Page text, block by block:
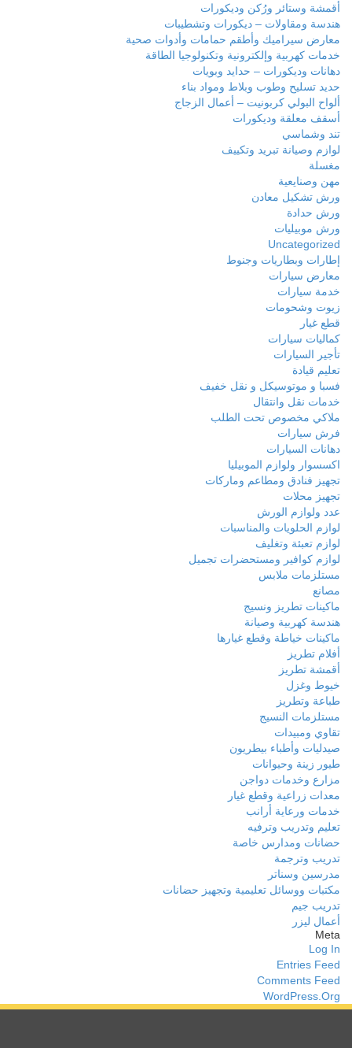
أقمشة وستائر ورُكن وديكورات
هندسة ومقاولات – ديكورات وتشطيبات
معارض سيراميك وأطقم حمامات وأدوات صحية
خدمات كهربية وإلكترونية وتكنولوجيا الطاقة
دهانات وديكورات – حدايد وبويات
حديد تسليح وطوب وبلاط ومواد بناء
ألواح البولي كربونيت – أعمال الزجاج
أسقف معلقة وديكورات
تند وشماسي
لوازم وصيانة تبريد وتكييف
مغسلة
مهن وصنايعية
ورش تشكيل معادن
ورش حدادة
ورش موبيليات
Uncategorized
إطارات وبطاريات وجنوط
معارض سيارات
خدمة سيارات
زيوت وشحومات
قطع غيار
كماليات سيارات
تأجير السيارات
تعليم قيادة
فسبا و موتوسيكل و نقل خفيف
خدمات نقل وانتقال
ملاكي مخصوص تحت الطلب
فرش سيارات
دهانات السيارات
اكسسوار ولوازم الموبيليا
تجهيز فنادق ومطاعم وماركات
تجهيز محلات
عدد ولوازم الورش
لوازم الحلويات والمناسبات
لوازم تعبئة وتغليف
لوازم كوافير ومستحضرات تجميل
مستلزمات ملابس
مصانع
ماكينات تطريز ونسيج
هندسة كهربية وصيانة
ماكينات خياطة وقطع غيارها
أفلام تطريز
أقمشة تطريز
خيوط وغزل
طباعة وتطريز
مستلزمات النسيج
تقاوي ومبيدات
صيدليات وأطباء بيطريون
طيور زينة وحيوانات
مزارع وخدمات دواجن
معدات زراعية وقطع غيار
خدمات ورعاية أرانب
تعليم وتدريب وترفيه
حضانات ومدارس خاصة
تدريب وترجمة
مدرسين وسناتر
مكتبات ووسائل تعليمية وتجهيز حضانات
تدريب جيم
أعمال ليزر
Meta
Log In
Entries Feed
Comments Feed
WordPress.org